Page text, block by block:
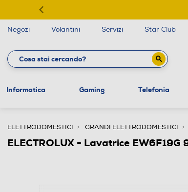
Negozi Volantini Servizi Star Club
Informatica Gaming Telefonia
ELETTRODOMESTICI GRANDI ELETTRODOMESTICI
ELECTROLUX - Lavatrice EW6F19G